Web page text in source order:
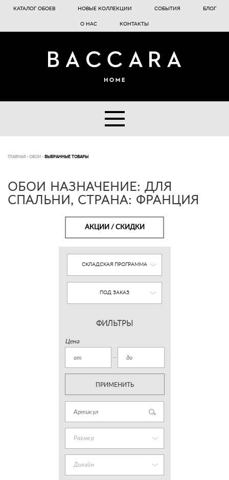
КАТАЛОГ ОБОЕВ НОВЫЕ КОЛЛЕКЦИИ СОБЫТИЯ БЛОГ
О НАС КОНТАКТЫ
ГЛАВНАЯ - ОБОИ - ВЫБРАННЫЕ ТОВАРЫ
ОБОИ НАЗНАЧЕНИЕ: ДЛЯ
СПАЛЬНИ, СТРАНА: ФРАНЦИЯ
АКЦИИ / СКИДКИ
СКЛАДСКАЯ ПРОГРАММА
ПОД ЗАКАЗ
ФИЛЬТРЫ
Цена
ПРИМЕНИТЬ
Размер
Дизайн